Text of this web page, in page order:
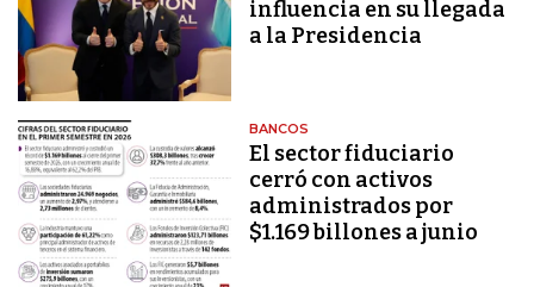
influencia en su llegada
a la Presidencia
BANCOS
El sector fiduciario
cerró con activos
administrados por
$1.169 billones a junio